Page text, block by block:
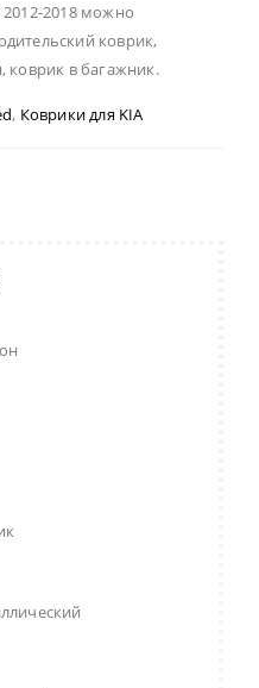
2012-2018 можно
коврик,
коврик в багажник.
, Коврики для KIA